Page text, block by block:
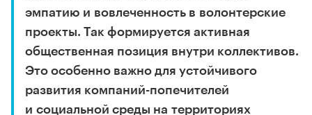
эмпатию и вовлеченность в волонтерские
проекты. Так формируется активная
общественная позиция внутри коллективов.
Это особенно важно для устойчивого
развития компаний-попечителей
и социальной среды на территориях